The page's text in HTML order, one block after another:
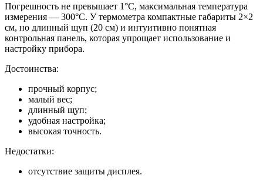
Погрешность не превышает 1°C, максимальная температура
измерения — 300°C. У термометра компактные габариты 2×2
см, но длинный щуп (20 см) и интуитивно понятная
контрольная панель, которая упрощает использование и
настройку прибора.
Достоинства:
прочный корпус;
малый вес;
длинный щуп;
удобная настройка;
высокая точность.
Недостатки:
отсутствие защиты дисплея.